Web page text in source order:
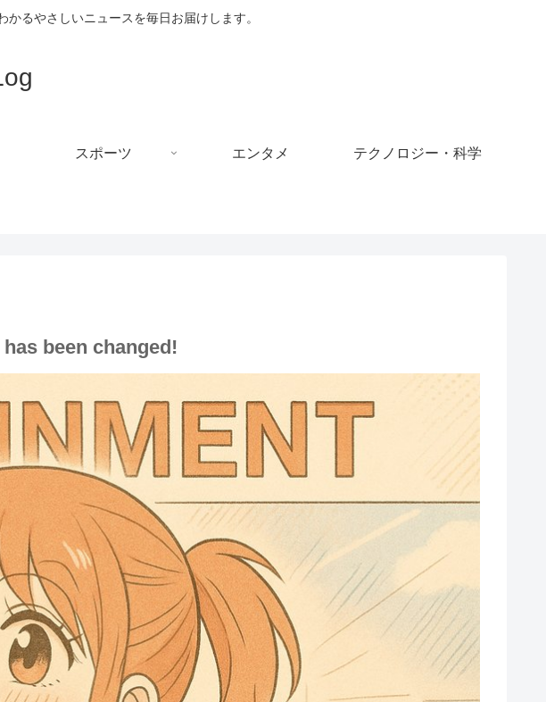
るやさしいニュースを毎日お届けします。
スポーツ エンタメ テクノロジー・科学
been changed!